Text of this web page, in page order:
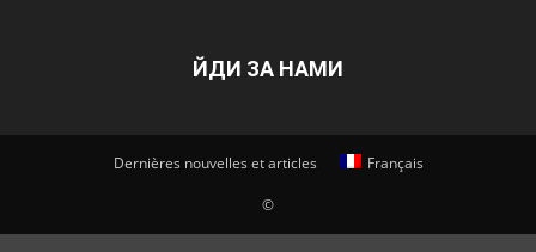
ЙДИ ЗА НАМИ
Dernières nouvelles et articles Français
©